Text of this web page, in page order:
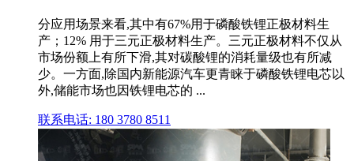
分应用场景来看,其中有67%用于磷酸铁锂正极材料生
产；12% 用于三元正极材料生产。三元正极材料不仅从
市场份额上有所下滑,其对碳酸锂的消耗量级也有所减
少。一方面,除国内新能源汽车更青睐于磷酸铁锂电芯以
外,储能市场也因铁锂电芯的 ...
联系电话: 180 3780 8511